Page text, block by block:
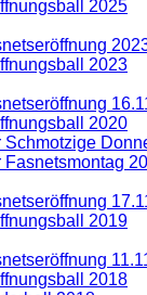
2025
2023
2020
Schmotzige
Fasnetsmontag
2019
2018